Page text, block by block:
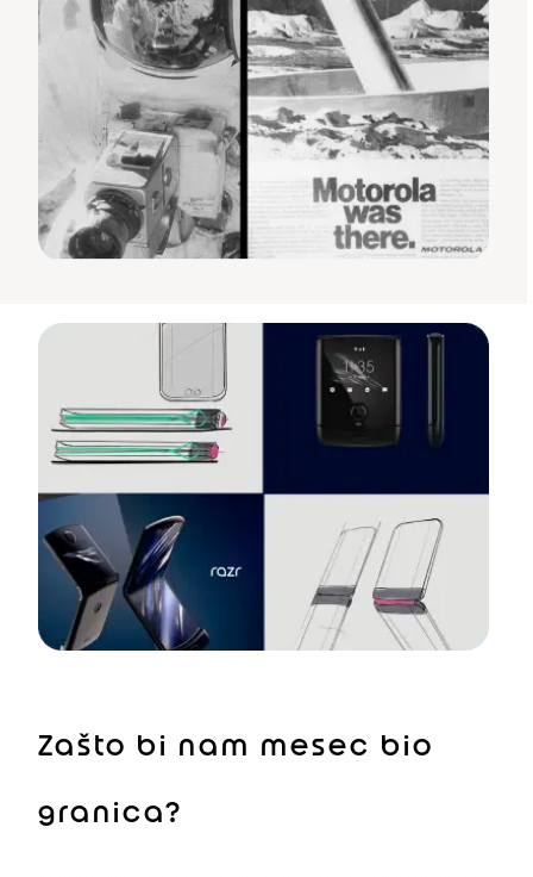
Zašto bi nam mesec bio
granica?